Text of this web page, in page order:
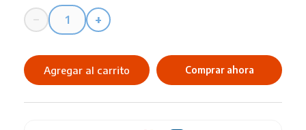
−
Cuaderno
Inicial
Diseño
+
Agregar al carrito Comprar ahora